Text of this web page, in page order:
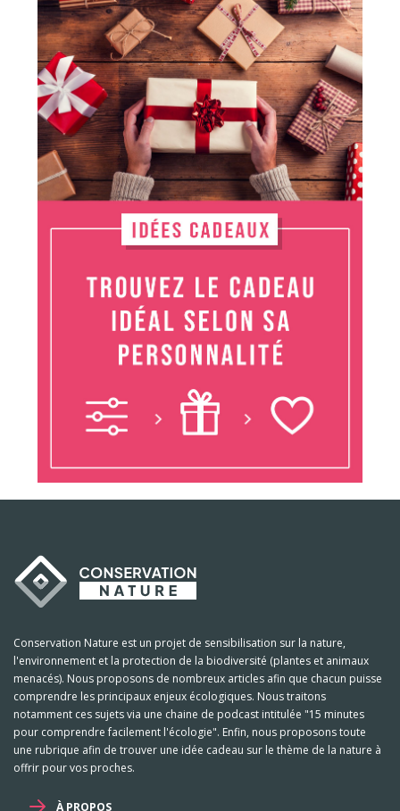
Conservation Nature est un projet de sensibilisation sur la nature,
l'environnement et la protection de la biodiversité (plantes et animaux
menacés). Nous proposons de nombreux articles afin que chacun puisse
comprendre les principaux enjeux écologiques. Nous traitons
notamment ces sujets via une chaine de podcast intitulée "15 minutes
pour comprendre facilement l'écologie". Enfin, nous proposons toute
une rubrique afin de trouver une idée cadeau sur le thème de la nature à
offrir pour vos proches.
À PROPOS